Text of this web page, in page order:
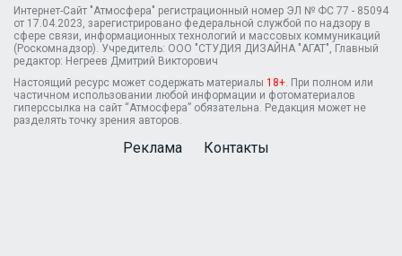
Интернет-Сайт "Атмосфера" регистрационный номер ЭЛ № ФС 77 - 85094
от 17.04.2023, зарегистрировано федеральной службой по надзору в
сфере связи, информационных технологий и массовых коммуникаций
(Роскомнадзор). Учредитель: ООО "СТУДИЯ ДИЗАЙНА "АГАТ", Главный
редактор: Негреев Дмитрий Викторович
Настоящий ресурс может содержать материалы 18+ . При полном или
частичном использовании любой информации и фотоматериалов
гиперссылка на сайт “Атмосфера” обязательна. Редакция может не
разделять точку зрения авторов.
Реклама Контакты